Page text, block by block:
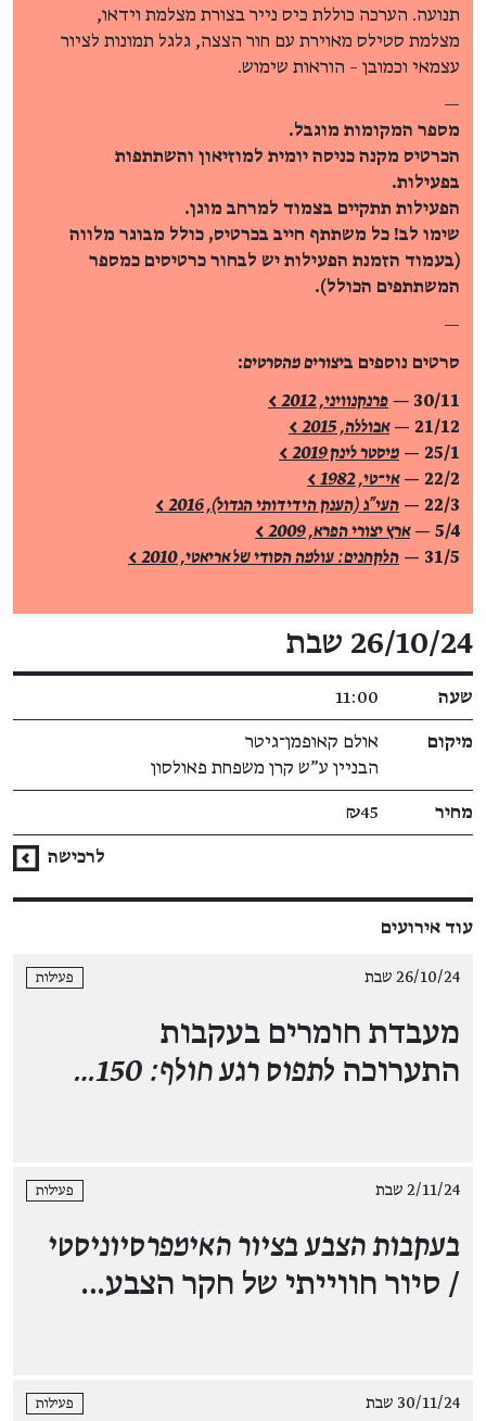
תנועה. הערכה כוללת כיס נייר בצורת מצלמת וידאו,
מצלמת סטילס מאוירת עם חור הצצה, גלגל תמונות לציור
עצמאי וכמובן – הוראות שימוש.
—
מספר המקומות מוגבל.
הכרטיס מקנה כניסה יומית למוזיאון והשתתפות
בפעילות.
הפעילות תתקיים בצמוד למרחב מוגן.
שימו לב! כל משתתף חייב בכרטיס, כולל מבוגר מלווה
(בעמוד הזמנת הפעילות יש לבחור כרטיסים כמספר
המשתתפים הכולל).
—
סרטים נוספים ביצורים מהסרטים:
30/11
— פרנקנוויני, 2012 >
21/12 —
אבוללה, 2015 >
25/1 —
מיסטר לינק 2019 >
22/2 —
אי־טי, 1982 >
22/3 —
העי"ג (הענק הידידותי הגדול), 2016 >
5/4 —
ארץ יצורי הפרא, 2009 >
31/5 —
הלקחנים: עולמה הסודי של אריאטי, 2010 >
פרטי האירוע
26/10/24 שבת
שעה 11:00
מיקום
אולם קאופמן־גיטר
הבניין ע"ש קרן משפחת פאולסון
מחיר ₪45
לרכישה
עוד אירועים
26/10/24 שבת פעילות
מעבדת חומרים בעקבות
התערוכה לתפוס רגע חולף: 150…
2/11/24 שבת פעילות
בעקבות הצבע בציור האימפרסיוניסטי
/ סיור חווייתי של חקר הצבע…
30/11/24 שבת פעילות